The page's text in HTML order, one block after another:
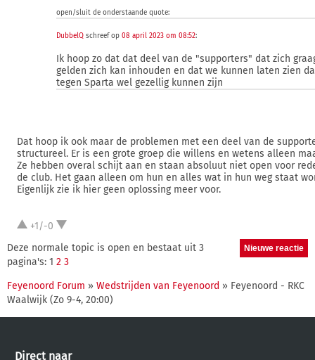
open/sluit de onderstaande quote:
DubbelQ schreef op 08 april 2023 om 08:52:
Ik hoop zo dat dat deel van de "supporters" dat zich
gelden zich kan inhouden en dat we kunnen laten zien
tegen Sparta wel gezellig kunnen zijn
Dat hoop ik ook maar de problemen met een deel van de
structureel. Er is een grote groep die willens en wetens alleen
Ze hebben overal schijt aan en staan absoluut niet open voor
de club. Het gaan alleen om hun en alles wat in hun weg staat
Eigenlijk zie ik hier geen oplossing meer voor.
+1/-0
Deze normale topic is open en bestaat uit 3
pagina's: 1 2 3
Feyenoord Forum » Wedstrijden van Feyenoord » Feyenoord - RKC
Waalwijk (Zo 9-4, 20:00)
Direct naar